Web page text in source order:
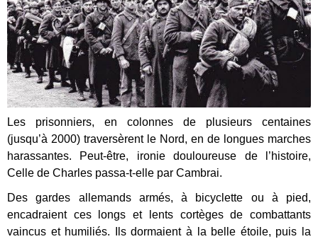
Les prisonniers, en colonnes de plusieurs centaines
(jusqu’à 2000) traversèrent le Nord, en de longues marches
harassantes. Peut-être, ironie douloureuse de l’histoire,
Celle de Charles passa-t-elle par Cambrai.
Des gardes allemands armés, à bicyclette ou à pied,
encadraient ces longs et lents cortèges de combattants
vaincus et humiliés. Ils dormaient à la belle étoile, puis la